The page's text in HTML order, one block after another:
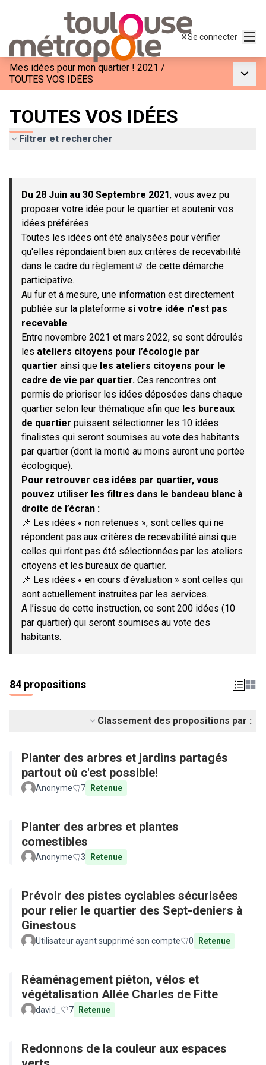
Se connecter
Mes idées pour mon quartier ! 2021 /
TOUTES VOS IDÉES
TOUTES VOS IDÉES
Filtrer et rechercher
−
Du 28 Juin au 30 Septembre 2021, vous avez pu
proposer votre idée pour le quartier et soutenir vos
idées préférées.
Toutes les idées ont été analysées pour vérifier
qu'elles répondaient bien aux critères de recevabilité
dans le cadre du règlement
de cette démarche
participative.
Au fur et à mesure, une information est directement
publiée sur la plateforme si votre idée n'est pas
recevable.
Entre novembre 2021 et mars 2022, se sont déroulés
les ateliers citoyens pour l’écologie par
quartier ainsi que les ateliers citoyens pour le
cadre de vie par quartier. Ces rencontres ont
permis de prioriser les idées déposées dans chaque
quartier selon leur thématique afin que les bureaux
de quartier puissent sélectionner les 10 idées
finalistes qui seront soumises au vote des habitants
par quartier (dont la moitié au moins auront une portée
écologique).
Pour retrouver ces idées par quartier, vous
pouvez utiliser les filtres dans le bandeau blanc à
droite de l’écran :
📌 Les idées « non retenues », sont celles qui ne
répondent pas aux critères de recevabilité ainsi que
celles qui n’ont pas été sélectionnées par les ateliers
citoyens et les bureaux de quartier.
📌 Les idées « en cours d’évaluation » sont celles qui
sont actuellement instruites par les services.
A l’issue de cette instruction, ce sont 200 idées (10
par quartier) qui seront soumises au vote des
habitants.
84 propositions
Classement des propositions par :
Planter des arbres et jardins partagés
partout où c'est possible!
Anonyme 7 Retenue
Planter des arbres et plantes
comestibles
Anonyme 3 Retenue
Prévoir des pistes cyclables sécurisées
pour relier le quartier des Sept-deniers à
Ginestous
Utilisateur ayant supprimé son compte 0 Retenue
Réaménagement piéton, vélos et
végétalisation Allée Charles de Fitte
david_ 7 Retenue
Redonnons de la couleur aux espaces